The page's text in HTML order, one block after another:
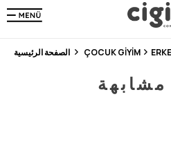
En Uygun Fiyat
300₺ ve Üzeri
Koşulsuz Şartsız
ÇOCUK GİYİM